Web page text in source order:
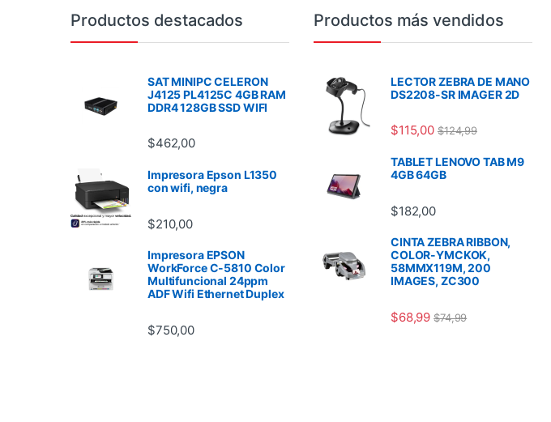
Brands Carousel
Productos destacados
SAT MINIPC CELERON
J4125 PL4125C 4GB RAM
DDR4 128GB SSD WIFI
$462,00
Impresora Epson L1350
con wifi, negra
$210,00
Impresora EPSON
WorkForce C-5810 Color
Multifuncional 24ppm
ADF Wifi Ethernet Duplex
$750,00
Productos más vendidos
LECTOR ZEBRA DE MANO
DS2208-SR IMAGER 2D
$115,00 $124,99
TABLET LENOVO TAB M9
4GB 64GB
$182,00
CINTA ZEBRA RIBBON,
COLOR-YMCKOK,
58MMX119M, 200
IMAGES, ZC300
$68,99 $74,99